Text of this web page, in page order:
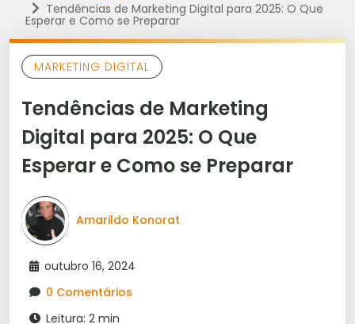
Tendências de Marketing Digital para 2025: O Que
Esperar e Como se Preparar
MARKETING DIGITAL
Tendências de Marketing
Digital para 2025: O Que
Esperar e Como se Preparar
Amarildo Konorat
outubro 16, 2024
0 Comentários
Leitura: 2 min